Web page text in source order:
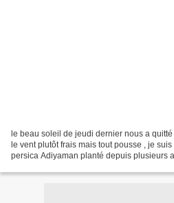
le beau soleil de jeudi dernier nous a
le vent plutôt frais mais tout pousse , je
persica Adiyaman planté depuis plusieurs